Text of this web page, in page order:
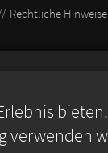
Rechtliche Hinweise